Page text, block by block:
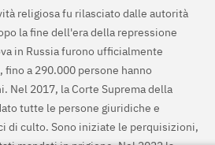
religiosa fu rilasciato dalle autorità
la fine dell'era della repressione
in Russia furono ufficialmente
a 290.000 persone hanno
Nel 2017, la Corte Suprema della
tutte le persone giuridiche e
di culto. Sono iniziate le perquisizioni,